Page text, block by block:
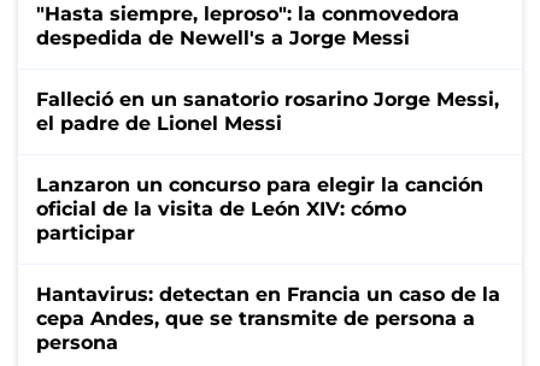
"Hasta siempre, leproso": la conmovedora
despedida de Newell's a Jorge Messi
Falleció en un sanatorio rosarino Jorge Messi,
el padre de Lionel Messi
Lanzaron un concurso para elegir la canción
oficial de la visita de León XIV: cómo
participar
Hantavirus: detectan en Francia un caso de la
cepa Andes, que se transmite de persona a
persona